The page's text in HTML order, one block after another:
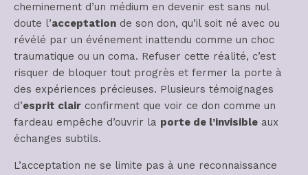
cheminement d’un médium en devenir est sans nul
doute l’acceptation de son don, qu’il soit né avec ou
révélé par un événement inattendu comme un choc
traumatique ou un coma. Refuser cette réalité, c’est
risquer de bloquer tout progrès et fermer la porte à
des expériences précieuses. Plusieurs témoignages
d’esprit clair confirment que voir ce don comme un
fardeau empêche d’ouvrir la porte de l’invisible aux
échanges subtils.
L’acceptation ne se limite pas à une reconnaissance